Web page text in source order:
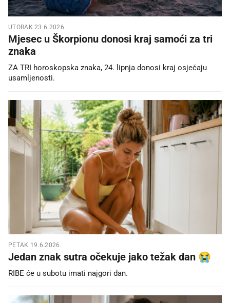
UTORAK 23.6.2026.
Mjesec u Škorpionu donosi kraj samoći za tri
znaka
ZA TRI horoskopska znaka, 24. lipnja donosi kraj osjećaju
usamljenosti.
PETAK 19.6.2026.
Jedan znak sutra očekuje jako težak dan 😭
RIBE će u subotu imati najgori dan.